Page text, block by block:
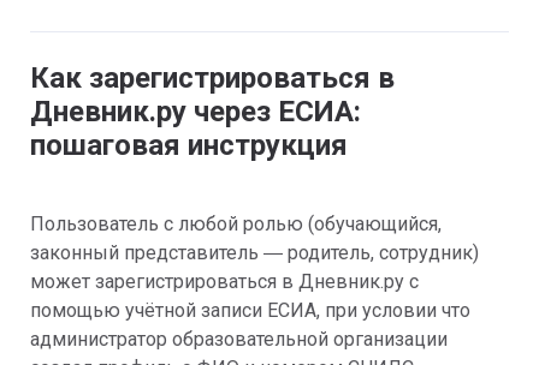
Как зарегистрироваться в
Дневник.ру через ЕСИА:
пошаговая инструкция
Пользователь с любой ролью (обучающийся,
законный представитель — родитель, сотрудник)
может зарегистрироваться в Дневник.ру с
помощью учётной записи ЕСИА, при условии что
администратор образовательной организации